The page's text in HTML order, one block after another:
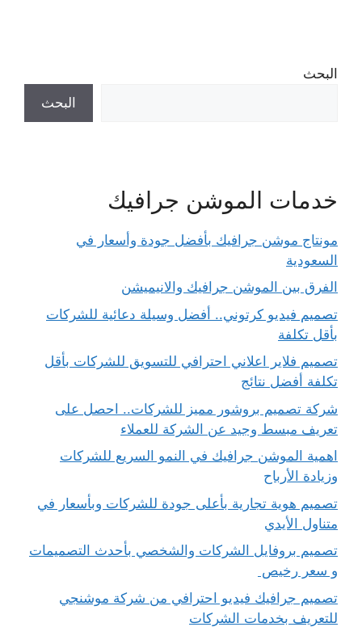
البحث
البحث
خدمات الموشن جرافيك
مونتاج موشن جرافيك بأفضل جودة وأسعار في
السعودية
الفرق بين الموشن جرافيك والانيميشن
تصميم فيديو كرتوني.. أفضل وسيلة دعائية للشركات
بأقل تكلفة
تصميم فلاير اعلاني احترافي للتسويق للشركات بأقل
تكلفة أفضل نتائج
شركة تصميم بروشور مميز للشركات.. احصل على
تعريف مبسط وجيد عن الشركة للعملاء
اهمية الموشن جرافيك في النمو السريع للشركات
وزيادة الأرباح
تصميم هوية تجارية بأعلى جودة للشركات وبأسعار في
متناول الأيدي
تصميم بروفايل الشركات والشخصي بأحدث التصميمات
و سعر رخيص
تصميم جرافيك فيديو احترافي من شركة موشنجي
للتعريف بخدمات الشركات